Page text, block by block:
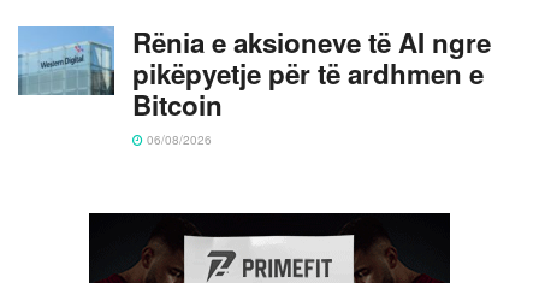
Rënia e aksioneve të AI ngre
pikëpyetje për të ardhmen e
Bitcoin
06/08/2026